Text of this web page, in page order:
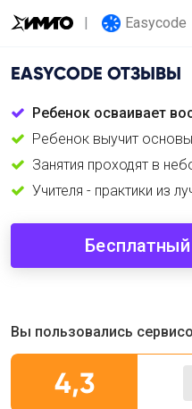
Easycode
EASYCODE ОТЗЫВЫ
Ребенок осваивает
Ребенок выучит
Занятия проходят в
Учителя - практики из
Вы пользовались
4,3